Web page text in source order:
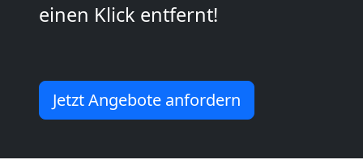
einen Klick entfernt!
Jetzt Angebote anfordern